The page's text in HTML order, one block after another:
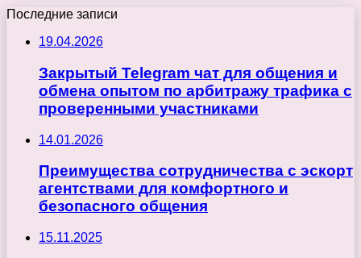
Последние записи
19.04.2026
Закрытый Telegram чат для общения и
обмена опытом по арбитражу трафика с
проверенными участниками
14.01.2026
Преимущества сотрудничества с эскорт
агентствами для комфортного и
безопасного общения
15.11.2025